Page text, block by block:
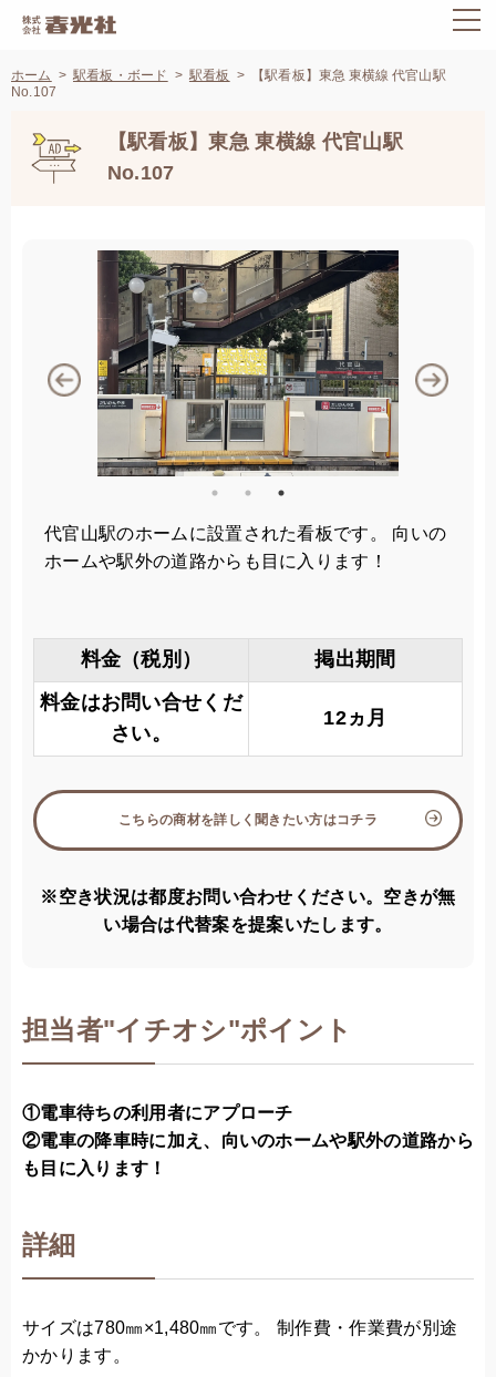
ホーム 駅看板・ボード 駅看板
【駅看板】東急 東横線 代官山駅
No.107
【駅看板】東急 東横線 代官山駅
No.107
代官山駅のホームに設置された看板です。 向いの
ホームや駅外の道路からも目に入ります！
料金（税別）
掲出期間
料金はお問い合せくだ
さい。
12ヵ月
こちらの商材を詳しく聞きたい方はコチラ
※空き状況は都度お問い合わせください。空きが無
い場合は代替案を提案いたします。
担当者"イチオシ"ポイント
①電車待ちの利用者にアプローチ
②電車の降車時に加え、向いのホームや駅外の道路から
も目に入ります！
詳細
サイズは780㎜×1,480㎜​です。 制作費・作業費が別途
かかります。